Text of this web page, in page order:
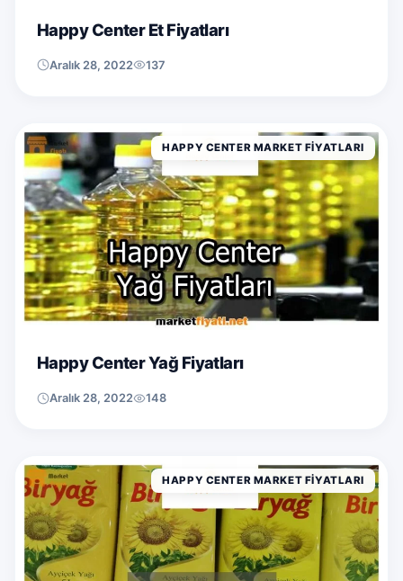
Happy Center Et Fiyatları
Aralık 28, 2022 137
HAPPY CENTER MARKET FIYATLARI
Happy Center Yağ Fiyatları
Aralık 28, 2022 148
HAPPY CENTER MARKET FIYATLARI